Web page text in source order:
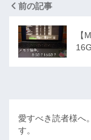
前の記事
【
愛すべき読者様へ
す。